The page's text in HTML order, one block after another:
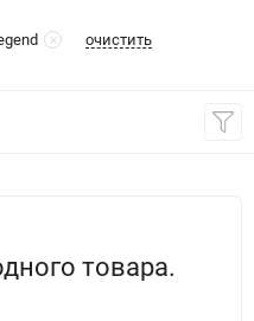
очистить
товара.